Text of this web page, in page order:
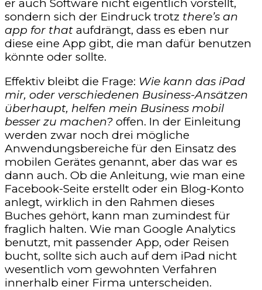
er auch Software nicht eigentlich vorstellt,
sondern sich der Eindruck trotz there’s an
app for that aufdrängt, dass es eben nur
diese eine App gibt, die man dafür benutzen
könnte oder sollte.
Effektiv bleibt die Frage: Wie kann das iPad
mir, oder verschiedenen Business-Ansätzen
überhaupt, helfen mein Business mobil
besser zu machen? offen. In der Einleitung
werden zwar noch drei mögliche
Anwendungsbereiche für den Einsatz des
mobilen Gerätes genannt, aber das war es
dann auch. Ob die Anleitung, wie man eine
Facebook-Seite erstellt oder ein Blog-Konto
anlegt, wirklich in den Rahmen dieses
Buches gehört, kann man zumindest für
fraglich halten. Wie man Google Analytics
benutzt, mit passender App, oder Reisen
bucht, sollte sich auch auf dem iPad nicht
wesentlich vom gewohnten Verfahren
innerhalb einer Firma unterscheiden.